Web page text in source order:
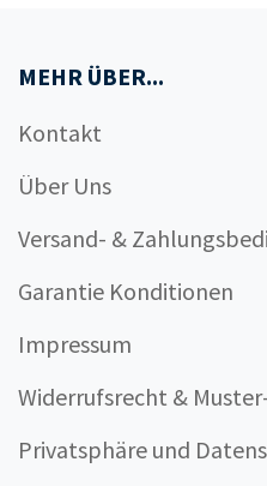
MEHR ÜBER...
Kontakt
Über Uns
Versand- &
Garantie Konditionen
Impressum
Widerrufsrecht &
Privatsphäre und